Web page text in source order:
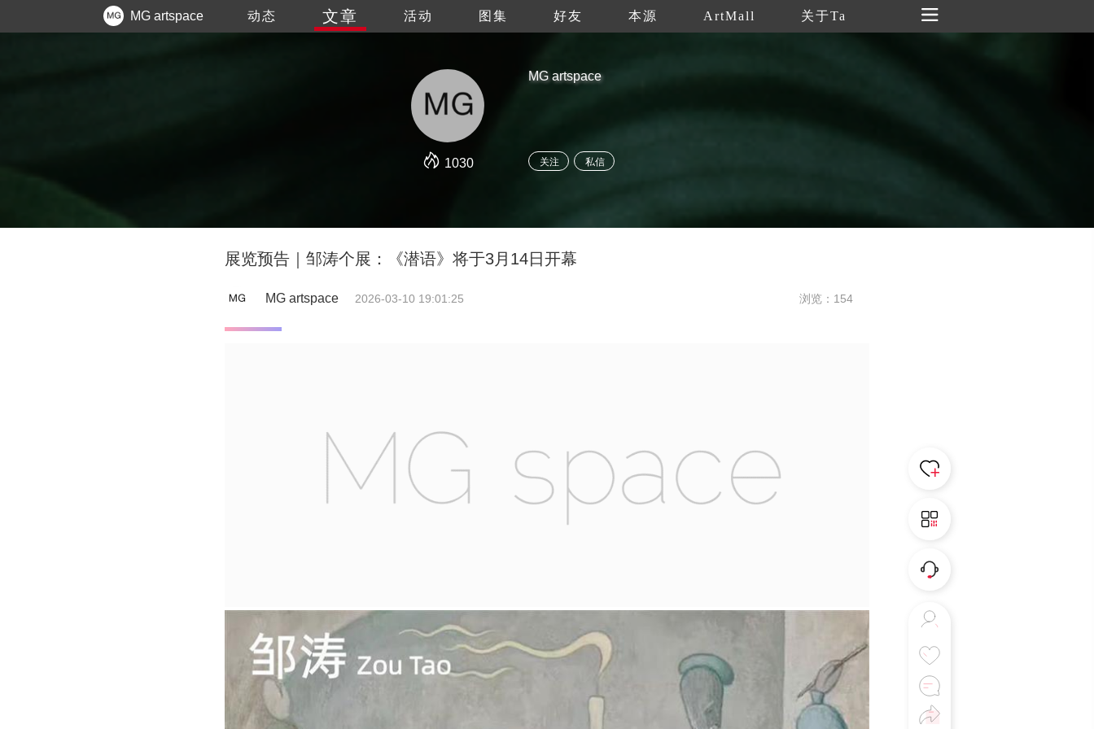
MG artspace 动态 文章 活动 图集 好友 本源 ArtMall 关于Ta
1030
MG artspace
关注 私信
展览预告｜邹涛个展：《潜语》将于3月14日开幕
MG artspace 2026-03-10 19:01:25 浏览：154